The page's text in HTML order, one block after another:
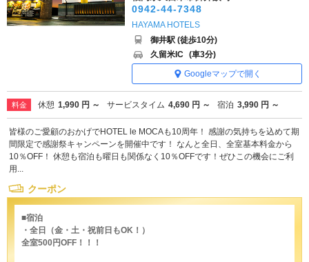
0942-44-7348
HAYAMA HOTELS
御井駅 (徒歩10分)
久留米IC (車3分)
Googleマップで開く
料金 休憩 1,990 円 ～ サービスタイム 4,690 円 ～ 宿泊 3,990 円 ～
皆様のご愛顧のおかげでHOTEL le MOCAも10周年！ 感謝の気持ちを込めて期
間限定で感謝祭キャンペーンを開催中です！ なんと全日、全室基本料金から
10％OFF！ 休憩も宿泊も曜日も関係なく10％OFFです！ぜひこの機会にご利
用...
クーポン
■宿泊
・全日（金・土・祝前日もOK！）
全室500円OFF！！！